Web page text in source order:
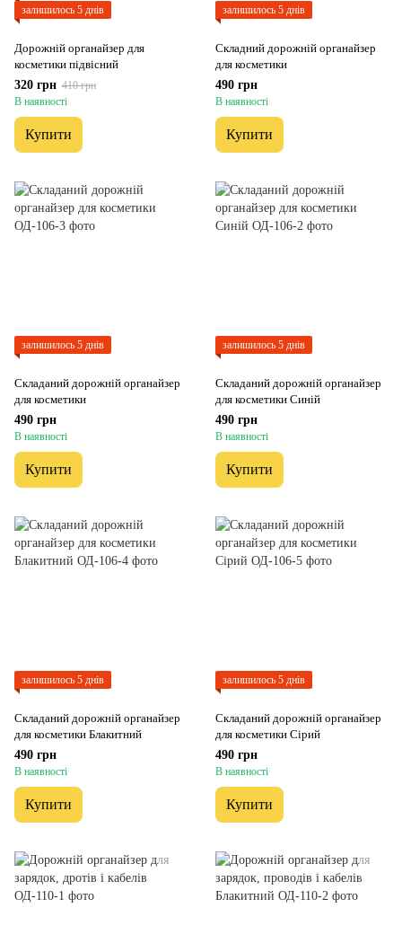
залишилось 5 днів
Дорожній органайзер для
косметики підвісний
320 грн 410 грн
В наявності
Купити
залишилось 5 днів
Складний дорожній органайзер
для косметики
490 грн
В наявності
Купити
залишилось 5 днів
Складаний дорожній органайзер
для косметики
490 грн
В наявності
Купити
залишилось 5 днів
Складаний дорожній органайзер
для косметики Синій
490 грн
В наявності
Купити
залишилось 5 днів
Складаний дорожній органайзер
для косметики Блакитний
490 грн
В наявності
Купити
залишилось 5 днів
Складаний дорожній органайзер
для косметики Сірий
490 грн
В наявності
Купити